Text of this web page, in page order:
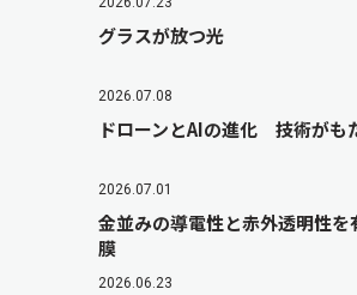
グラスが放つ光
2026.07.08
ドローンとAIの進化 技術がも
2026.07.01
金並みの導電性と赤外透明性
膜
2026.06.23